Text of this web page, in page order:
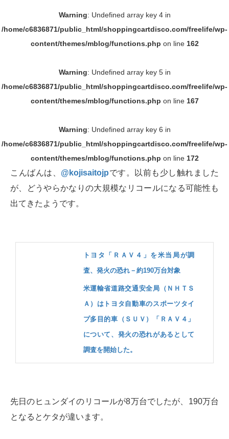
Warning: Undefined array key 4 in
/home/c6836871/public_html/shoppingcartdisco.com/freelife/wp-
content/themes/mblog/functions.php on line 162
Warning: Undefined array key 5 in
/home/c6836871/public_html/shoppingcartdisco.com/freelife/wp-
content/themes/mblog/functions.php on line 167
Warning: Undefined array key 6 in
/home/c6836871/public_html/shoppingcartdisco.com/freelife/wp-
content/themes/mblog/functions.php on line 172
こんばんは、 @kojisaitojpです。以前も少し触れました
が、どうやらかなりの大規模なリコールになる可能性も
出てきたようです。
トヨタ「ＲＡＶ４」を米当局が調
査、発火の恐れ－約190万台対象
米運輸省道路交通安全局（ＮＨＴＳ
Ａ）はトヨタ自動車のスポーツタイ
プ多目的車（ＳＵＶ）「ＲＡＶ４」
について、発火の恐れがあるとして
調査を開始した。
先日のヒュンダイのリコールが8万台でしたが、190万台
となるとケタが違います。